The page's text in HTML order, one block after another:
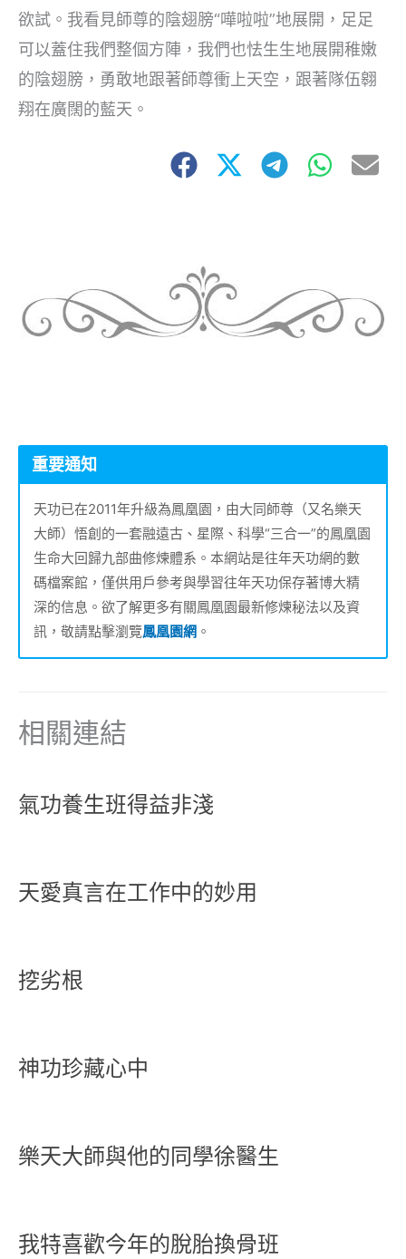
欲試。我看見師尊的陰翅膀“嘩啦啦”地展開，足足
可以蓋住我們整個方陣，我們也怯生生地展開稚嫩
的陰翅膀，勇敢地跟著師尊衝上天空，跟著隊伍翱
翔在廣闊的藍天。
重要通知
天功已在2011年升級為鳳凰園，由大同師尊（又名樂天
大師）悟創的一套融遠古、星際、科學“三合一”的鳳凰園
生命大回歸九部曲修煉體系。本網站是往年天功網的數
碼檔案館，僅供用戶參考與學習往年天功保存著博大精
深的信息。欲了解更多有關鳳凰園最新修煉秘法以及資
訊，敬請點擊瀏覽鳳凰園網 。
相關連結
氣功養生班得益非淺
天愛真言在工作中的妙用
挖劣根
神功珍藏心中
樂天大師與他的同學徐醫生
我特喜歡今年的脫胎換骨班